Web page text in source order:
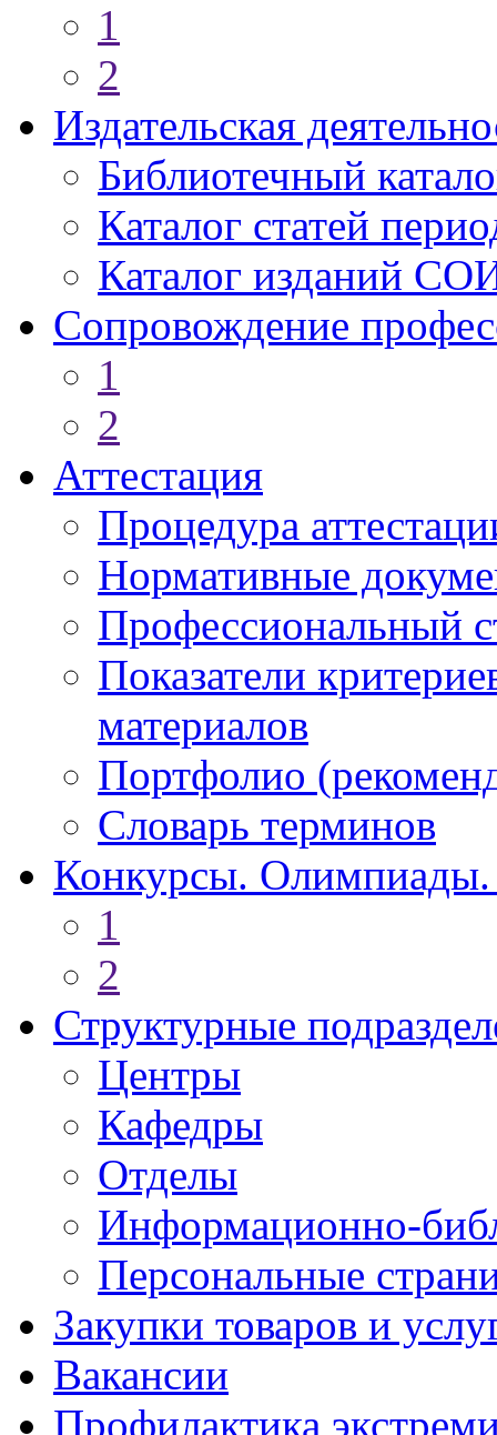
1
2
Издательская
Библиотечный
Каталог статей
Каталог изданий
Сопровождение
1
2
Аттестация
Процедура
Нормативные
Профессиональный
Показатели
материалов
Портфолио
Словарь терминов
Конкурсы.
1
2
Структурные
Центры
Кафедры
Отделы
Информационно-
Персональные
Закупки товаров и
Вакансии
Профилактика